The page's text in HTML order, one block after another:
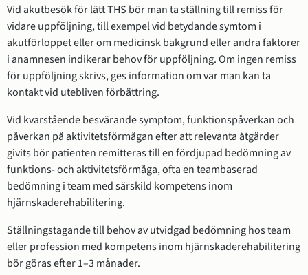
Vid akutbesök för lätt THS bör man ta ställning till remiss för
vidare uppföljning, till exempel vid betydande symtom i
akutförloppet eller om medicinsk bakgrund eller andra faktorer
i anamnesen indikerar behov för uppföljning. Om ingen remiss
för uppföljning skrivs, ges information om var man kan ta
kontakt vid utebliven förbättring.
Vid kvarstående besvärande symptom, funktionspåverkan och
påverkan på aktivitetsförmågan efter att relevanta åtgärder
givits bör patienten remitteras till en fördjupad bedömning av
funktions- och aktivitetsförmåga, ofta en teambaserad
bedömning i team med särskild kompetens inom
hjärnskaderehabilitering.
Ställningstagande till behov av utvidgad bedömning hos team
eller profession med kompetens inom hjärnskaderehabilitering
bör göras efter 1–3 månader.